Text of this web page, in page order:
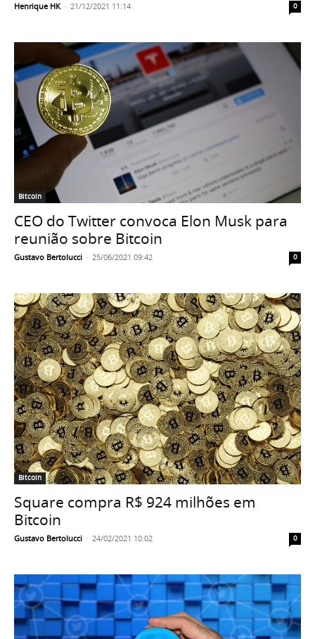
Henrique HK - 21/12/2021 11:14 0
Bitcoin
CEO do Twitter convoca Elon Musk para
reunião sobre Bitcoin
Gustavo Bertolucci - 25/06/2021 09:42 0
Bitcoin
Square compra R$ 924 milhões em
Bitcoin
Gustavo Bertolucci - 24/02/2021 10:02 0